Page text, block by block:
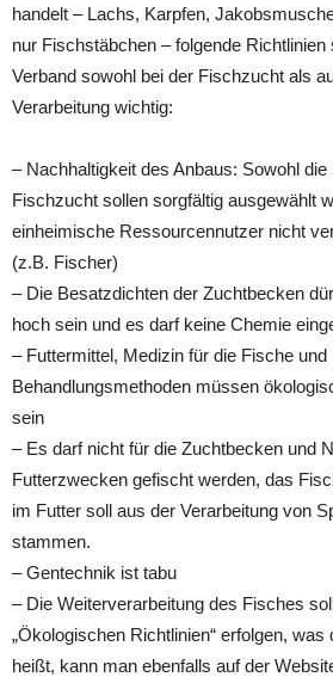
handelt – Lachs, Karpfen,
nur Fischstäbchen – folgende Richtlinien
Verband sowohl bei der Fischzucht als
Verarbeitung wichtig:
– Nachhaltigkeit des Anbaus: Sowohl die
Fischzucht sollen sorgfältig ausgewählt
einheimische Ressourcennutzer nicht
(z.B. Fischer)
– Die Besatzdichten der Zuchtbecken
hoch sein und es darf keine Chemie
– Futtermittel, Medizin für die Fische und
Behandlungsmethoden müssen
sein
– Es darf nicht für die Zuchtbecken und
Futterzwecken gefischt werden, das
im Futter soll aus der Verarbeitung von
stammen.
– Gentechnik ist tabu
– Die Weiterverarbeitung des Fisches
„Ökologischen Richtlinien“ erfolgen, was
heißt, kann man ebenfalls auf der